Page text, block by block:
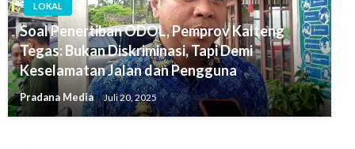
LOKAL
Soal Penertiban ODOL, Pemprov Kalteng
Tegas: Bukan Diskriminasi, Tapi Demi
Keselamatan Jalan dan Pengguna
Pradana Media Juli 20, 2025